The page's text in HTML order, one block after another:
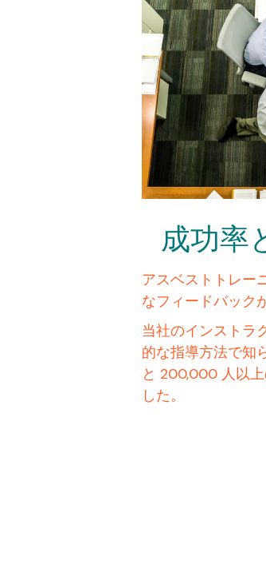
成功率
アスベストトレー
なフィードバック
当社のインストラ
的な指導方法で知
と 200,000 人以
した。